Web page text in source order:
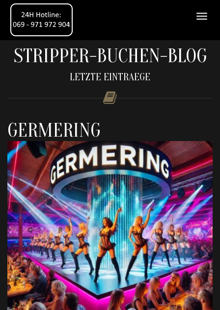
STRIPPER-BUCHEN-BLOG
LETZTE EINTRAEGE
GERMERING